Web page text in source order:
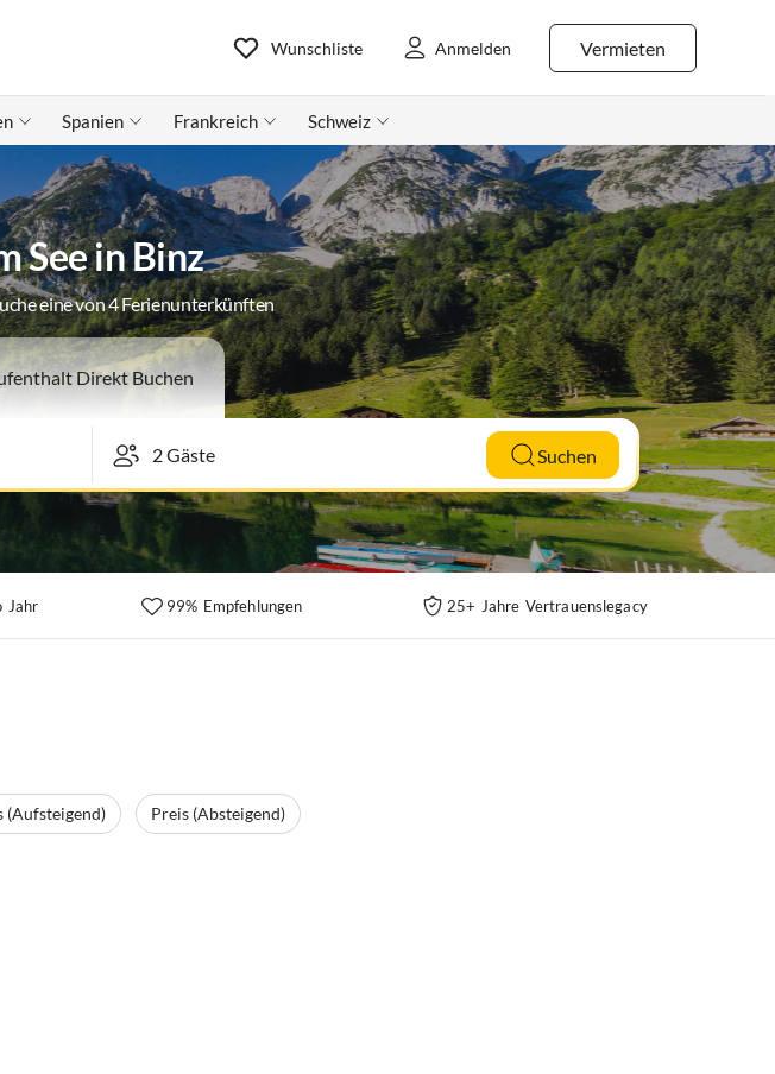
Vermieten
Wunschliste Anmelden
Spanien Frankreich Schweiz
See in Binz
eine von 4 Ferienunterkünften
Direkt Buchen
Suchen
Jahr 99% Empfehlungen 25+ Jahre Vertrauenslegacy
(Aufsteigend) Preis (Absteigend)